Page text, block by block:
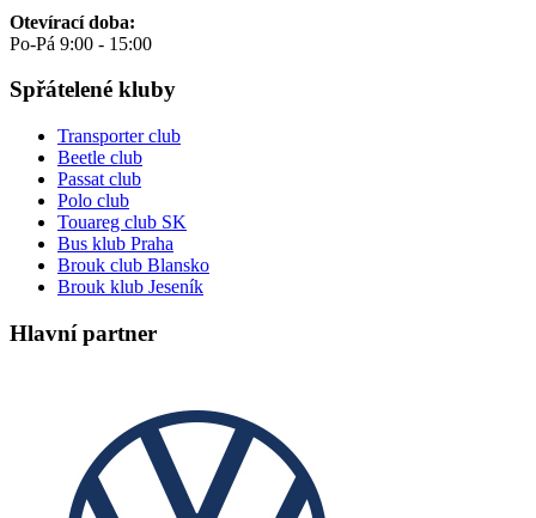
Otevírací doba:
Po-Pá 9:00 - 15:00
Spřátelené kluby
Transporter club
Beetle club
Passat club
Polo club
Touareg club SK
Bus klub Praha
Brouk club Blansko
Brouk klub Jeseník
Hlavní partner